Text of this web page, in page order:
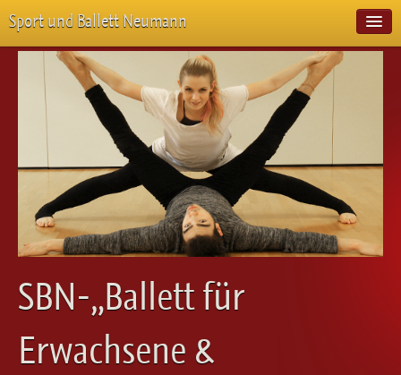
Sport und Ballett Neumann
Start
Neuigkeiten
Über Uns
Veranstaltungen
Emotion Pur
Meisterschaften
Projekte
Vorstellungen
Workshops
Galerie
Kontakt
SBN-„Ballett für
Erwachsene &